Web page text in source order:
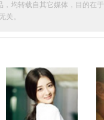
均转载自其它媒体，目的在
关。